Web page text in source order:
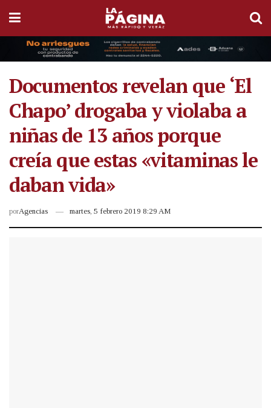
Documentos revelan que ‘El
Chapo’ drogaba y violaba a
niñas de 13 años porque
creía que estas «vitaminas le
daban vida»
porAgencias martes, 5 febrero 2019 8:29 AM